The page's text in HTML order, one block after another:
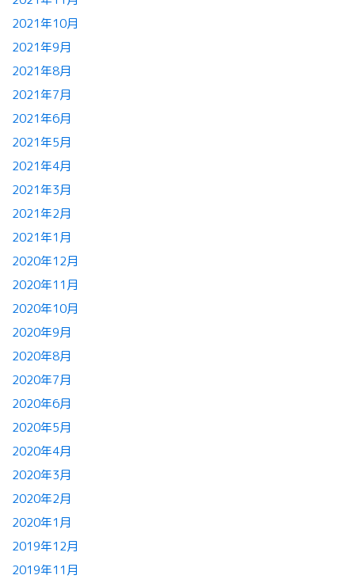
2021年10月
2021年9月
2021年8月
2021年7月
2021年6月
2021年5月
2021年4月
2021年3月
2021年2月
2021年1月
2020年12月
2020年11月
2020年10月
2020年9月
2020年8月
2020年7月
2020年6月
2020年5月
2020年4月
2020年3月
2020年2月
2020年1月
2019年12月
2019年11月